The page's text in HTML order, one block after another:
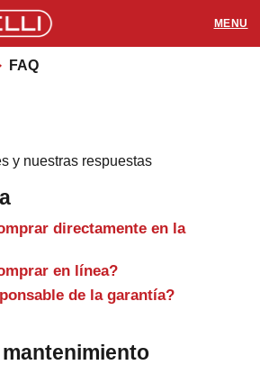
FAQ
y nuestras respuestas
directamente en la
en línea?
de la garantía?